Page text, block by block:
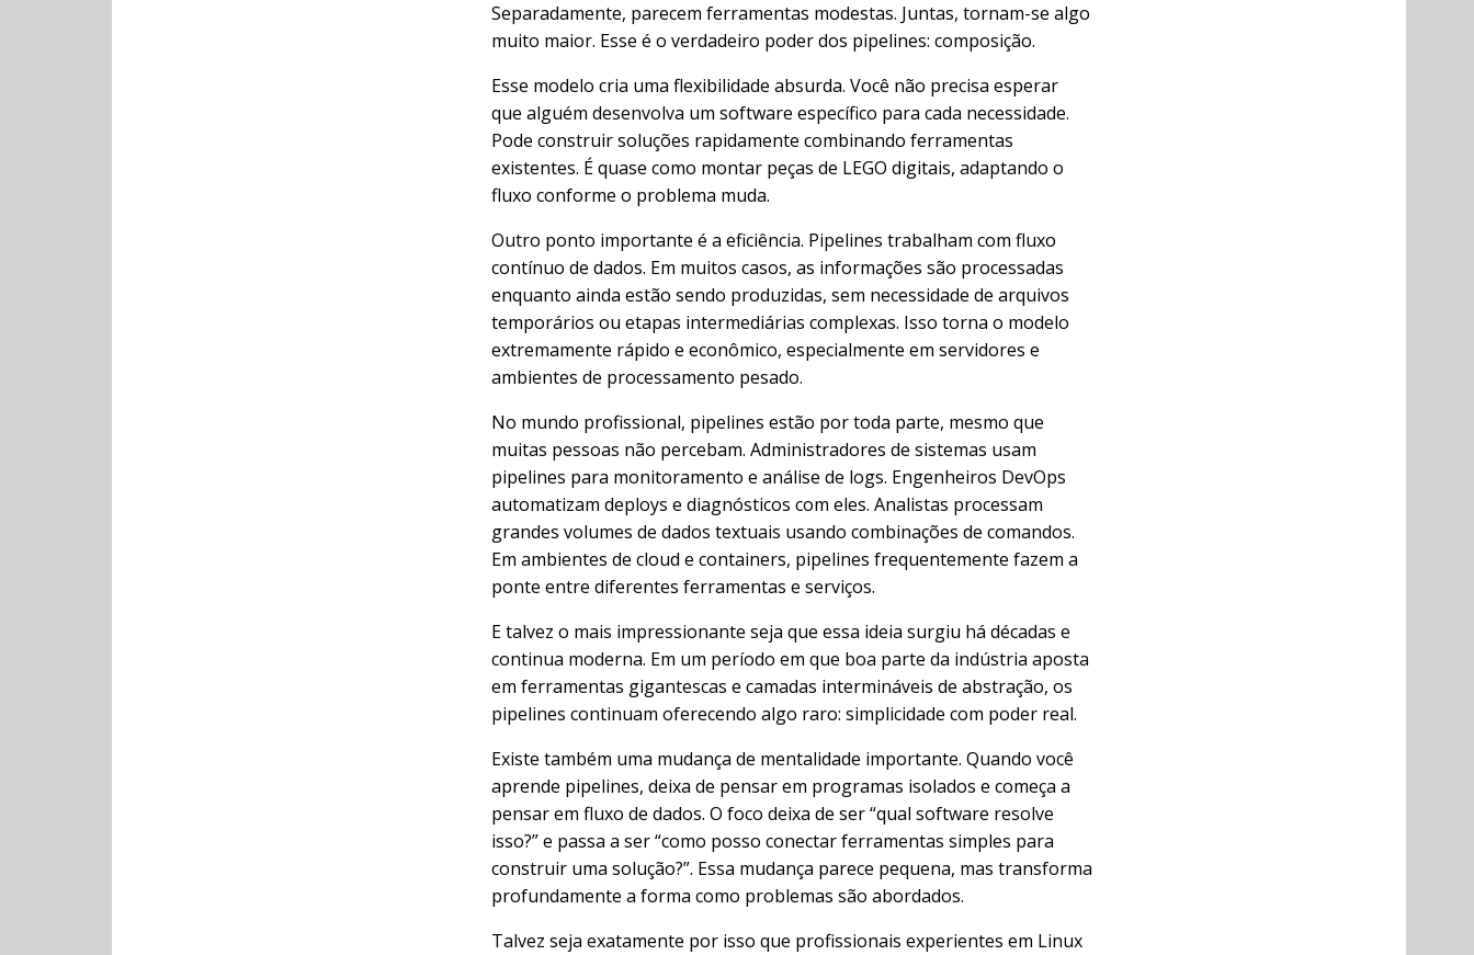
Separadamente, parecem ferramentas modestas. Juntas, tornam-se algo
muito maior. Esse é o verdadeiro poder dos pipelines: composição.
Esse modelo cria uma flexibilidade absurda. Você não precisa esperar
que alguém desenvolva um software específico para cada necessidade.
Pode construir soluções rapidamente combinando ferramentas
existentes. É quase como montar peças de LEGO digitais, adaptando o
fluxo conforme o problema muda.
Outro ponto importante é a eficiência. Pipelines trabalham com fluxo
contínuo de dados. Em muitos casos, as informações são processadas
enquanto ainda estão sendo produzidas, sem necessidade de arquivos
temporários ou etapas intermediárias complexas. Isso torna o modelo
extremamente rápido e econômico, especialmente em servidores e
ambientes de processamento pesado.
No mundo profissional, pipelines estão por toda parte, mesmo que
muitas pessoas não percebam. Administradores de sistemas usam
pipelines para monitoramento e análise de logs. Engenheiros DevOps
automatizam deploys e diagnósticos com eles. Analistas processam
grandes volumes de dados textuais usando combinações de comandos.
Em ambientes de cloud e containers, pipelines frequentemente fazem a
ponte entre diferentes ferramentas e serviços.
E talvez o mais impressionante seja que essa ideia surgiu há décadas e
continua moderna. Em um período em que boa parte da indústria aposta
em ferramentas gigantescas e camadas intermináveis de abstração, os
pipelines continuam oferecendo algo raro: simplicidade com poder real.
Existe também uma mudança de mentalidade importante. Quando você
aprende pipelines, deixa de pensar em programas isolados e começa a
pensar em fluxo de dados. O foco deixa de ser “qual software resolve
isso?” e passa a ser “como posso conectar ferramentas simples para
construir uma solução?”. Essa mudança parece pequena, mas transforma
profundamente a forma como problemas são abordados.
Talvez seja exatamente por isso que profissionais experientes em Linux